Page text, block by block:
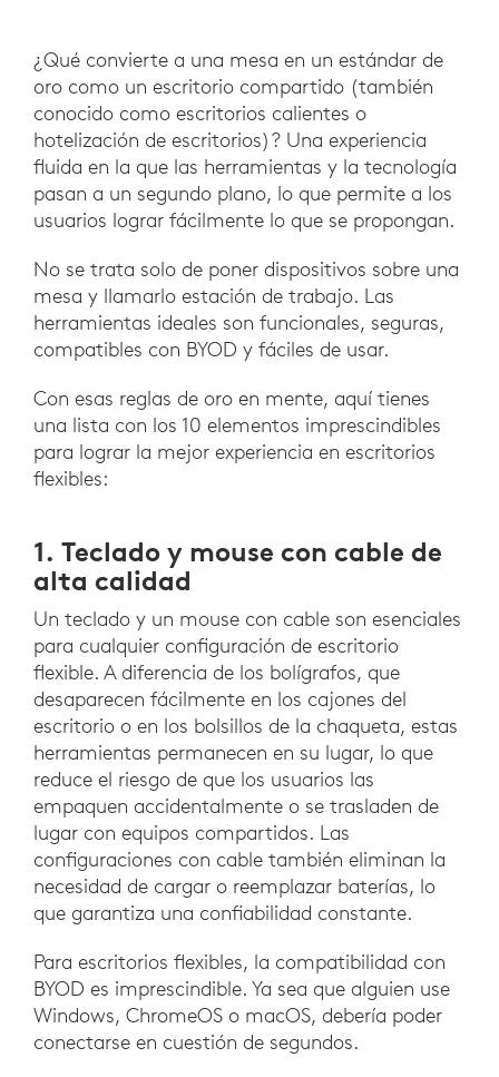
¿Qué convierte a una mesa en un estándar de
oro como un escritorio compartido (también
conocido como escritorios calientes o
hotelización de escritorios)? Una experiencia
fluida en la que las herramientas y la tecnología
pasan a un segundo plano, lo que permite a los
usuarios lograr fácilmente lo que se propongan.
No se trata solo de poner dispositivos sobre una
mesa y llamarlo estación de trabajo. Las
herramientas ideales son funcionales, seguras,
compatibles con BYOD y fáciles de usar.
Con esas reglas de oro en mente, aquí tienes
una lista con los 10 elementos imprescindibles
para lograr la mejor experiencia en escritorios
flexibles:
1. Teclado y mouse con cable de
alta calidad
Un teclado y un mouse con cable son esenciales
para cualquier configuración de escritorio
flexible. A diferencia de los bolígrafos, que
desaparecen fácilmente en los cajones del
escritorio o en los bolsillos de la chaqueta, estas
herramientas permanecen en su lugar, lo que
reduce el riesgo de que los usuarios las
empaquen accidentalmente o se trasladen de
lugar con equipos compartidos. Las
configuraciones con cable también eliminan la
necesidad de cargar o reemplazar baterías, lo
que garantiza una confiabilidad constante.
Para escritorios flexibles, la compatibilidad con
BYOD es imprescindible. Ya sea que alguien use
Windows, ChromeOS o macOS, debería poder
conectarse en cuestión de segundos.